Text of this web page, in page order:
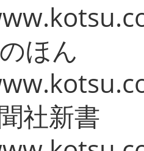
ほん
社新書